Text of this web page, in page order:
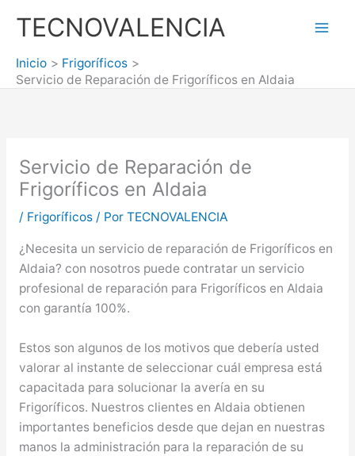
TECNOVALENCIA
Inicio
Frigoríficos
Servicio de Reparación de Frigoríficos en Aldaia
Servicio de Reparación de
Frigoríficos en Aldaia
/ Frigoríficos/ Por TECNOVALENCIA
¿Necesita un servicio de reparación de Frigoríficos en
Aldaia? con nosotros puede contratar un servicio
profesional de reparación para Frigoríficos en Aldaia
con garantía 100%.
Estos son algunos de los motivos que debería usted
valorar al instante de seleccionar cuál empresa está
capacitada para solucionar la avería en su
Frigoríficos. Nuestros clientes en Aldaia obtienen
importantes beneficios desde que dejan en nuestras
manos la administración para la reparación de su